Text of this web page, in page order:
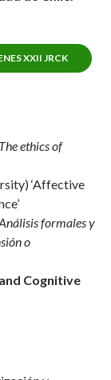
XXII JRCK
The ethics of
‘Affective
formales y
o
Cognitive